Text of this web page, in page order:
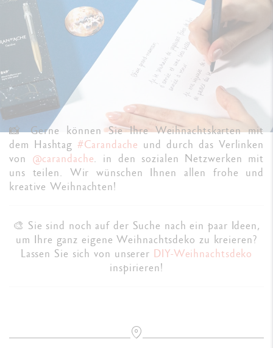
📸 Gerne können Sie Ihre Weihnachtskarten mit
dem Hashtag#Carandache und durch das Verlinken
von @carandache. in den sozialen Netzwerken mit
uns teilen. Wir wünschen Ihnen allen frohe und
kreative Weihnachten!
🎨 Sie sind noch auf der Suche nach ein paar Ideen,
um Ihre ganz eigene Weihnachtsdeko zu kreieren?
Lassen Sie sich von unserer DIY-Weihnachtsdeko
inspirieren!